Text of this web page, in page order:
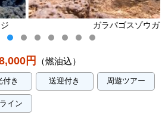
ラパゴスゾウガメ／イメージ
円 （燃油込）
付き 送迎付き 周遊ツアー
イン